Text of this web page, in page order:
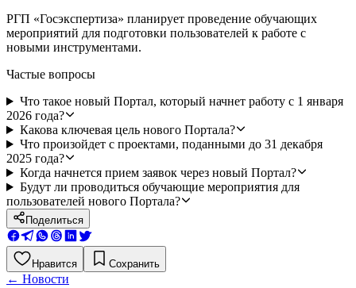
РГП «Госэкспертиза» планирует проведение обучающих
мероприятий для подготовки пользователей к работе с
новыми инструментами.
Частые вопросы
Что такое новый Портал, который начнет работу с 1 января
2026 года?
Какова ключевая цель нового Портала?
Что произойдет с проектами, поданными до 31 декабря
2025 года?
Когда начнется прием заявок через новый Портал?
Будут ли проводиться обучающие мероприятия для
пользователей нового Портала?
Поделиться
Нравится Сохранить
← Новости